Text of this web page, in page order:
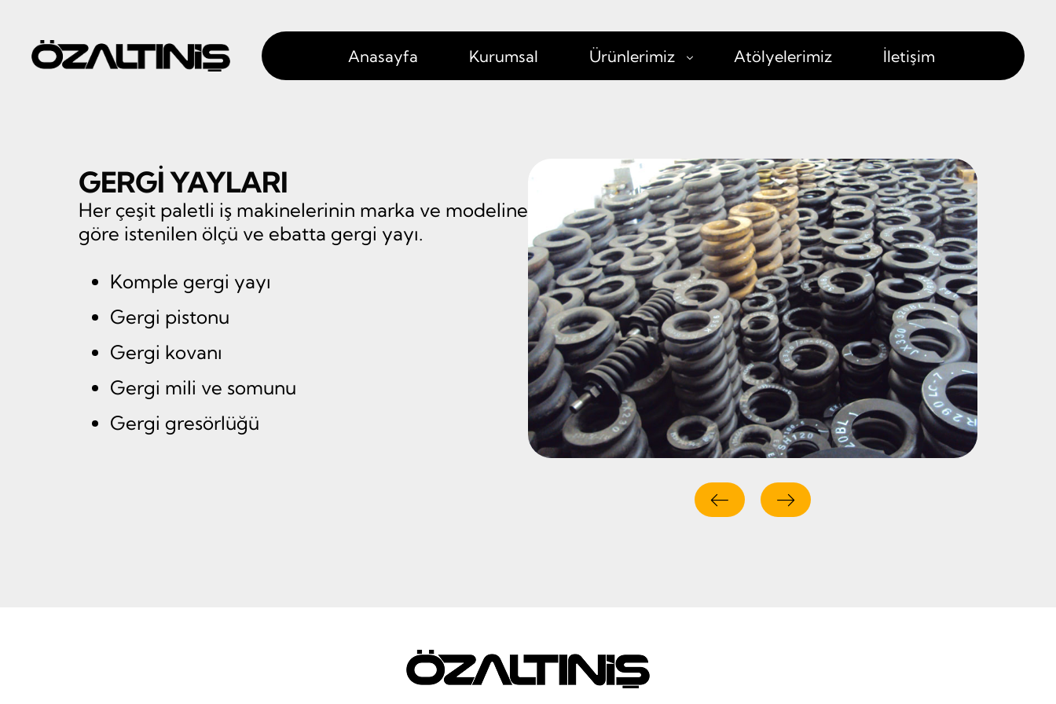
Anasayfa Kurumsal Ürünlerimiz
Şase İmalatı
Şase Revizyonu
Yedek Parça
Lastik Palet ( Kauçuk Palet )
Atölyelerimiz İletişim
GERGI YAYLARI
Her çeşit paletli iş makinelerinin marka ve modeline
göre istenilen ölçü ve ebatta gergi yayı.
Komple gergi yayı
Gergi pistonu
Gergi kovanı
Gergi mili ve somunu
Gergi gresörlüğü